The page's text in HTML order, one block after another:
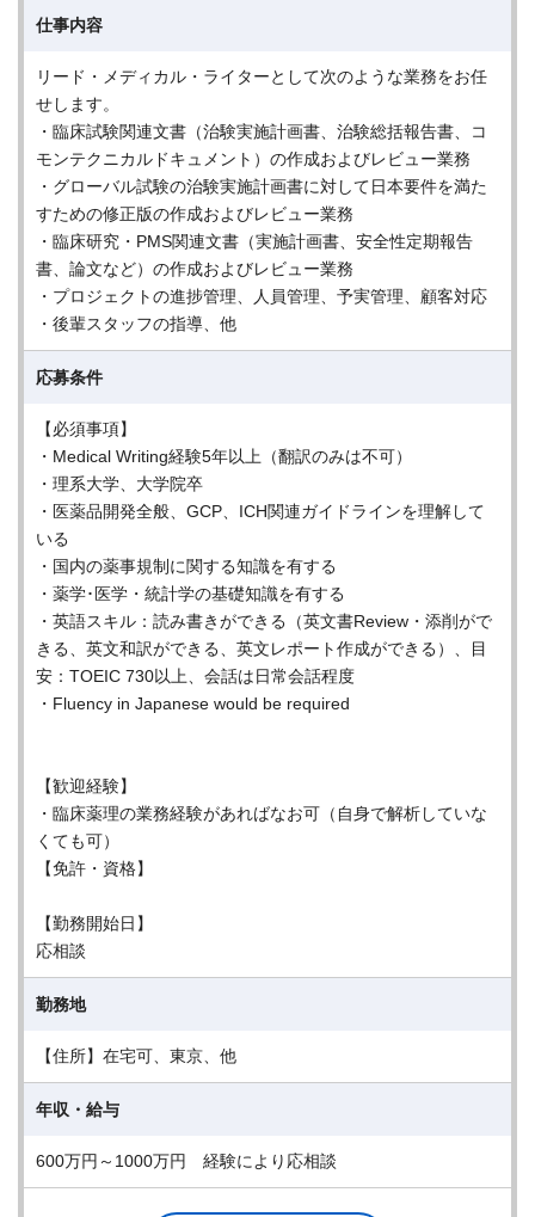
仕事内容
リード・メディカル・ライターとして次のような業務をお任
せします。
・臨床試験関連文書（治験実施計画書、治験総括報告書、コ
モンテクニカルドキュメント）の作成およびレビュー業務
・グローバル試験の治験実施計画書に対して日本要件を満た
すための修正版の作成およびレビュー業務
・臨床研究・PMS関連文書（実施計画書、安全性定期報告
書、論文など）の作成およびレビュー業務
・プロジェクトの進捗管理、人員管理、予実管理、顧客対応
・後輩スタッフの指導、他
応募条件
【必須事項】
・Medical Writing経験5年以上（翻訳のみは不可）
・理系大学、大学院卒
・医薬品開発全般、GCP、ICH関連ガイドラインを理解して
いる
・国内の薬事規制に関する知識を有する
・薬学･医学・統計学の基礎知識を有する
・英語スキル：読み書きができる（英文書Review・添削がで
きる、英文和訳ができる、英文レポート作成ができる）、目
安：TOEIC 730以上、会話は日常会話程度
・Fluency in Japanese would be required
【歓迎経験】
・臨床薬理の業務経験があればなお可（自身で解析していな
くても可）
【免許・資格】
【勤務開始日】
応相談
勤務地
【住所】在宅可、東京、他
年収・給与
600万円～1000万円 経験により応相談